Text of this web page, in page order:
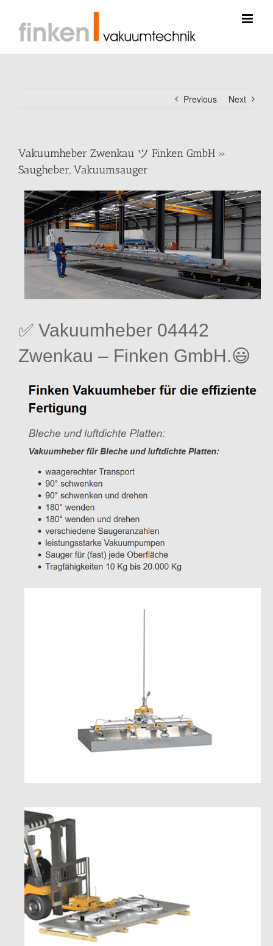
content
Previous Next
Vakuumheber Zwenkau ツ Finken GmbH »
Saugheber, Vakuumsauger
✅ Vakuumheber 04442
Zwenkau – Finken GmbH.😃